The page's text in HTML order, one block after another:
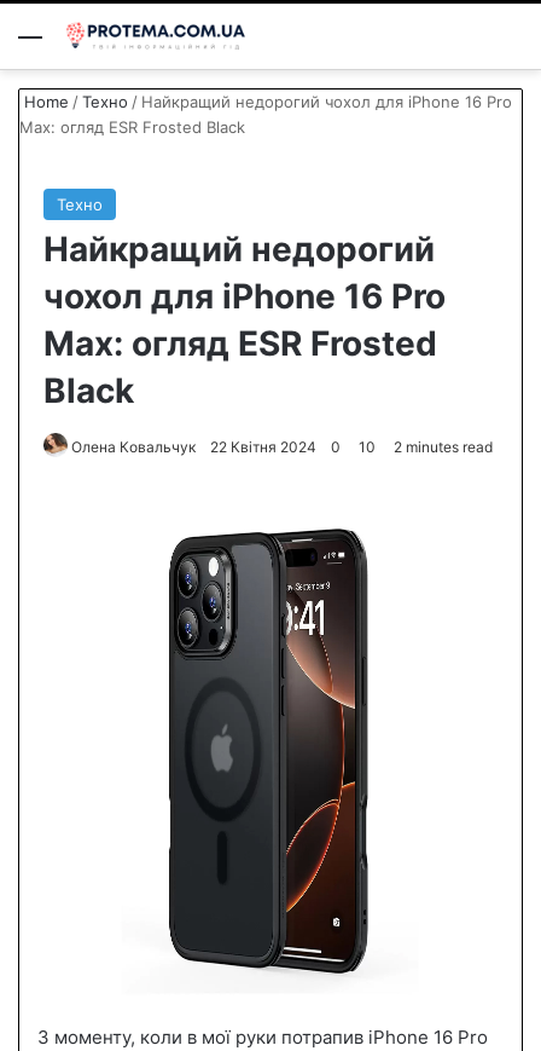
Menu
Home /Техно / Найкращий недорогий чохол для iPhone 16 Pro
Max: огляд ESR Frosted Black
Техно
Найкращий недорогий
чохол для iPhone 16 Pro
Max: огляд ESR Frosted
Black
Олена Ковальчук
d
a
n
e
m
22 Квітня 2024 0 10 2 minutes read
З моменту, коли в мої руки потрапив iPhone 16 Pro